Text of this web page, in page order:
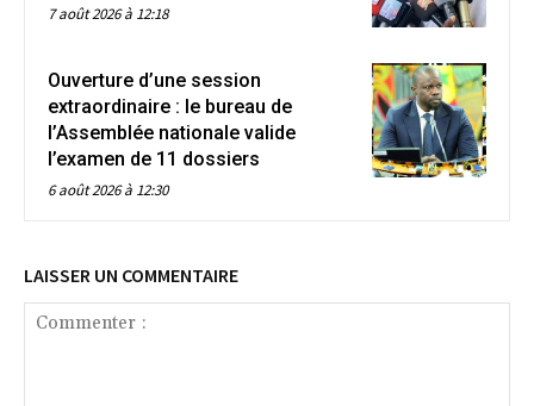
7 août 2026 à 12:18
Ouverture d’une session
extraordinaire : le bureau de
l’Assemblée nationale valide
l’examen de 11 dossiers
6 août 2026 à 12:30
LAISSER UN COMMENTAIRE